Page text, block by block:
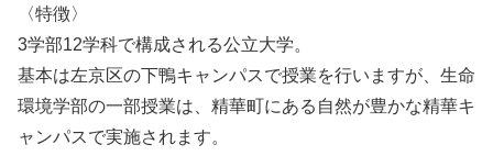
〈特徴〉
3学部12学科で構成される公立大学。
基本は左京区の下鴨キャンパスで授業を行いますが、生命
環境学部の一部授業は、精華町にある自然が豊かな精華キ
ャンパスで実施されます。